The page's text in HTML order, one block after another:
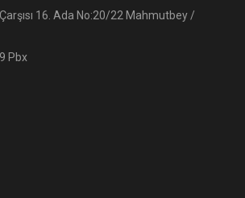
16. Ada No:20/22 Mahmutbey /
Pbx